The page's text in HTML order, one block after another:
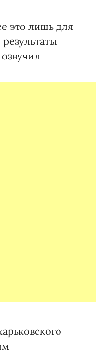
это лишь для